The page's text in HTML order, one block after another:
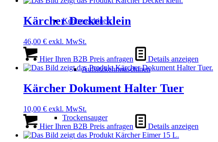
Kehrmaschinen
Aufsitzkehrmaschinen
Trockensauger
Kärcher Deckel klein
46,00 € exkl. MwSt.
Hier Ihren B2B Preis anfragen Details anzeigen
Kärcher Dokument Halter Tuer
10,00 € exkl. MwSt.
Hier Ihren B2B Preis anfragen Details anzeigen